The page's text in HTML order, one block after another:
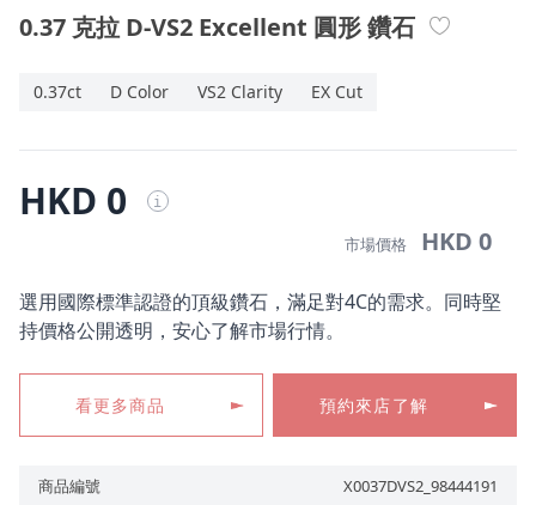
關於ALUXE
最新消息
線上購物
LANGUAGE
0.37 克拉 D-VS2 Excellent 圓形 鑽石
0.37ct D Color VS2 Clarity EX Cut
HKD 0 i
市場價格 HKD 0
選用國際標準認證的頂級鑽石，滿足對4C的需求。同時堅
持價格公開透明，安心了解市場行情。
看更多商品 預約來店了解
商品編號
X0037DVS2_98444191